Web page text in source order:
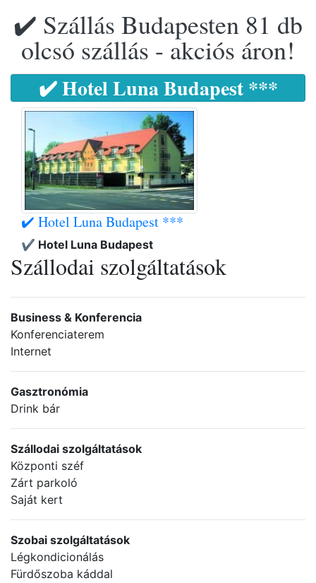
✔️ Szállás Budapesten 81 db
olcsó szállás - akciós áron!
✔️ Hotel Luna Budapest ***
✔️ Hotel Luna Budapest ***
✔️ Hotel Luna Budapest
Szállodai szolgáltatások
Business & Konferencia
Konferenciaterem
Internet
Gasztronómia
Drink bár
Szállodai szolgáltatások
Központi széf
Zárt parkoló
Saját kert
Szobai szolgáltatások
Légkondicionálás
Fürdőszoba káddal